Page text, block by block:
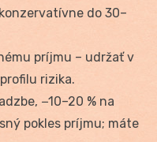
do 30–
príjmu – udržať v
rizika.
−10–20 % na
pokles príjmu; máte